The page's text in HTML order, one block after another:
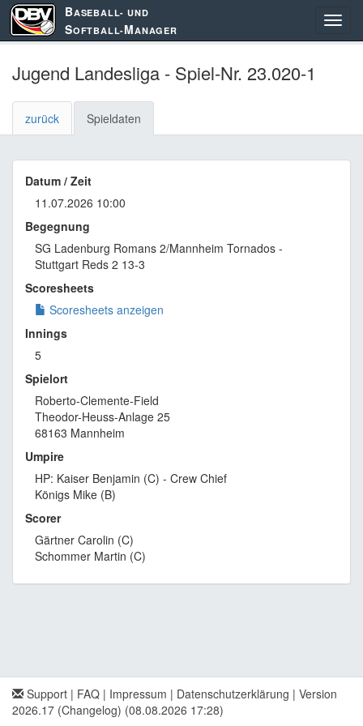
BASEBALL- UND
SOFTBALL-MANAGER
Jugend Landesliga - Spiel-Nr. 23.020-1
zurück Spieldaten
Datum / Zeit
11.07.2026 10:00
Begegnung
SG Ladenburg Romans 2/Mannheim Tornados -
Stuttgart Reds 2 13-3
Scoresheets
Scoresheets anzeigen
Innings
5
Spielort
Roberto-Clemente-Field
Theodor-Heuss-Anlage 25
68163 Mannheim
Umpire
HP: Kaiser Benjamin (C) - Crew Chief
Königs Mike (B)
Scorer
Gärtner Carolin (C)
Schommer Martin (C)
Support | FAQ | Impressum | Datenschutzerklärung | Version
2026.17 (Changelog) (08.08.2026 17:28)